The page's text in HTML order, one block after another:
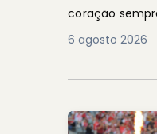
coração
6 agosto 2026